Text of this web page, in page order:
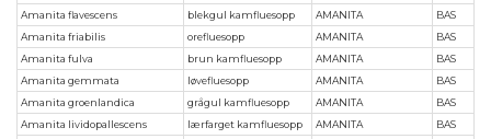
Amanita flavescens
blekgul kamfluesopp AMANITA
BAS
Amanita friabilis
orefluesopp AMANITA
BAS
Amanita fulva
brun kamfluesopp AMANITA
BAS
Amanita gemmata
løvefluesopp AMANITA
BAS
Amanita groenlandica
grågul kamfluesopp AMANITA
BAS
Amanita lividopallescens
lærfarget kamfluesopp AMANITA
BAS